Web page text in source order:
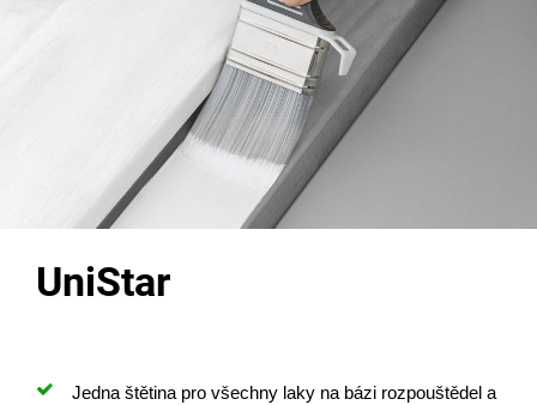
UniStar
Jedna štětina pro všechny laky na bázi rozpouštědel a